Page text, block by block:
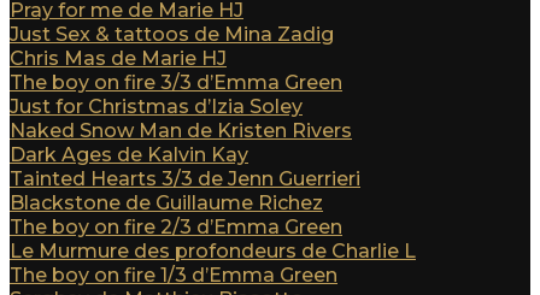
Pray for me de Marie HJ
Just Sex & tattoos de Mina Zadig
Chris Mas de Marie HJ
The boy on fire 3/3 d’Emma Green
Just for Christmas d’Izia Soley
Naked Snow Man de Kristen Rivers
Dark Ages de Kalvin Kay
Tainted Hearts 3/3 de Jenn Guerrieri
Blackstone de Guillaume Richez
The boy on fire 2/3 d’Emma Green
Le Murmure des profondeurs de Charlie L
The boy on fire 1/3 d’Emma Green